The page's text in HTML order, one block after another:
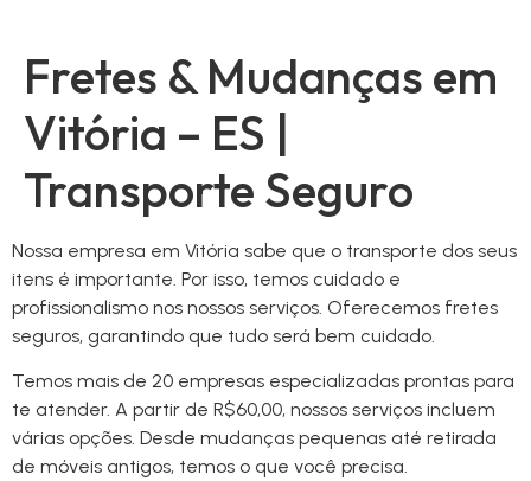
Fretes & Mudanças em
Vitória – ES |
Transporte Seguro
Nossa empresa em Vitória sabe que o transporte dos seus
itens é importante. Por isso, temos cuidado e
profissionalismo nos nossos serviços. Oferecemos fretes
seguros, garantindo que tudo será bem cuidado.
Temos mais de 20 empresas especializadas prontas para
te atender. A partir de R$60,00, nossos serviços incluem
várias opções. Desde mudanças pequenas até retirada
de móveis antigos, temos o que você precisa.